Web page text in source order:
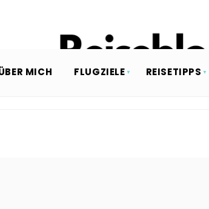
MICH FLUGZIELE REISETIPPS